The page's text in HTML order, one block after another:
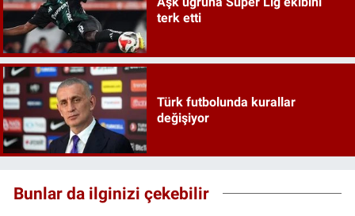
terk etti
Türk futbolunda kurallar
değişiyor
Bunlar da ilginizi çekebilir